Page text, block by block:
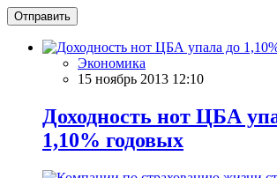
Отправить
Экономика
15 ноябрь 2013 12:10
Доходность нот ЦБА
1,10% годовых